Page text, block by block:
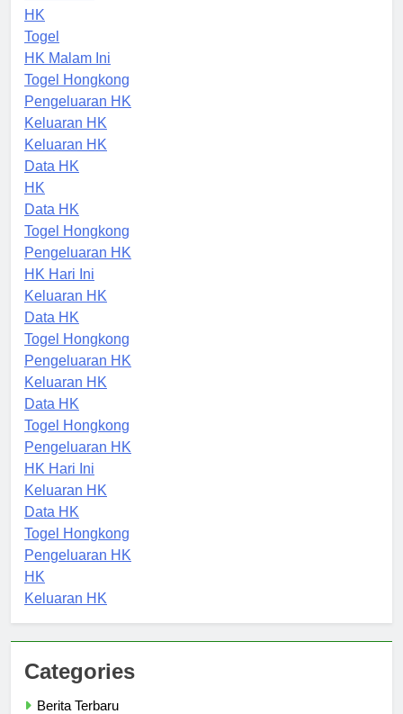
HK Hari Ini
HK
Togel
HK Malam Ini
Togel Hongkong
Pengeluaran HK
Keluaran HK
Keluaran HK
Data HK
HK
Data HK
Togel Hongkong
Pengeluaran HK
HK Hari Ini
Keluaran HK
Data HK
Togel Hongkong
Pengeluaran HK
Keluaran HK
Data HK
Togel Hongkong
Pengeluaran HK
HK Hari Ini
Keluaran HK
Data HK
Togel Hongkong
Pengeluaran HK
HK
Categories